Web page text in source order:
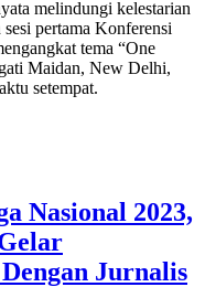
melindungi kelestarian
pertama Konferensi
tema “One
Maidan, New Delhi,
setempat.
Nasional 2023,
Jurnalis